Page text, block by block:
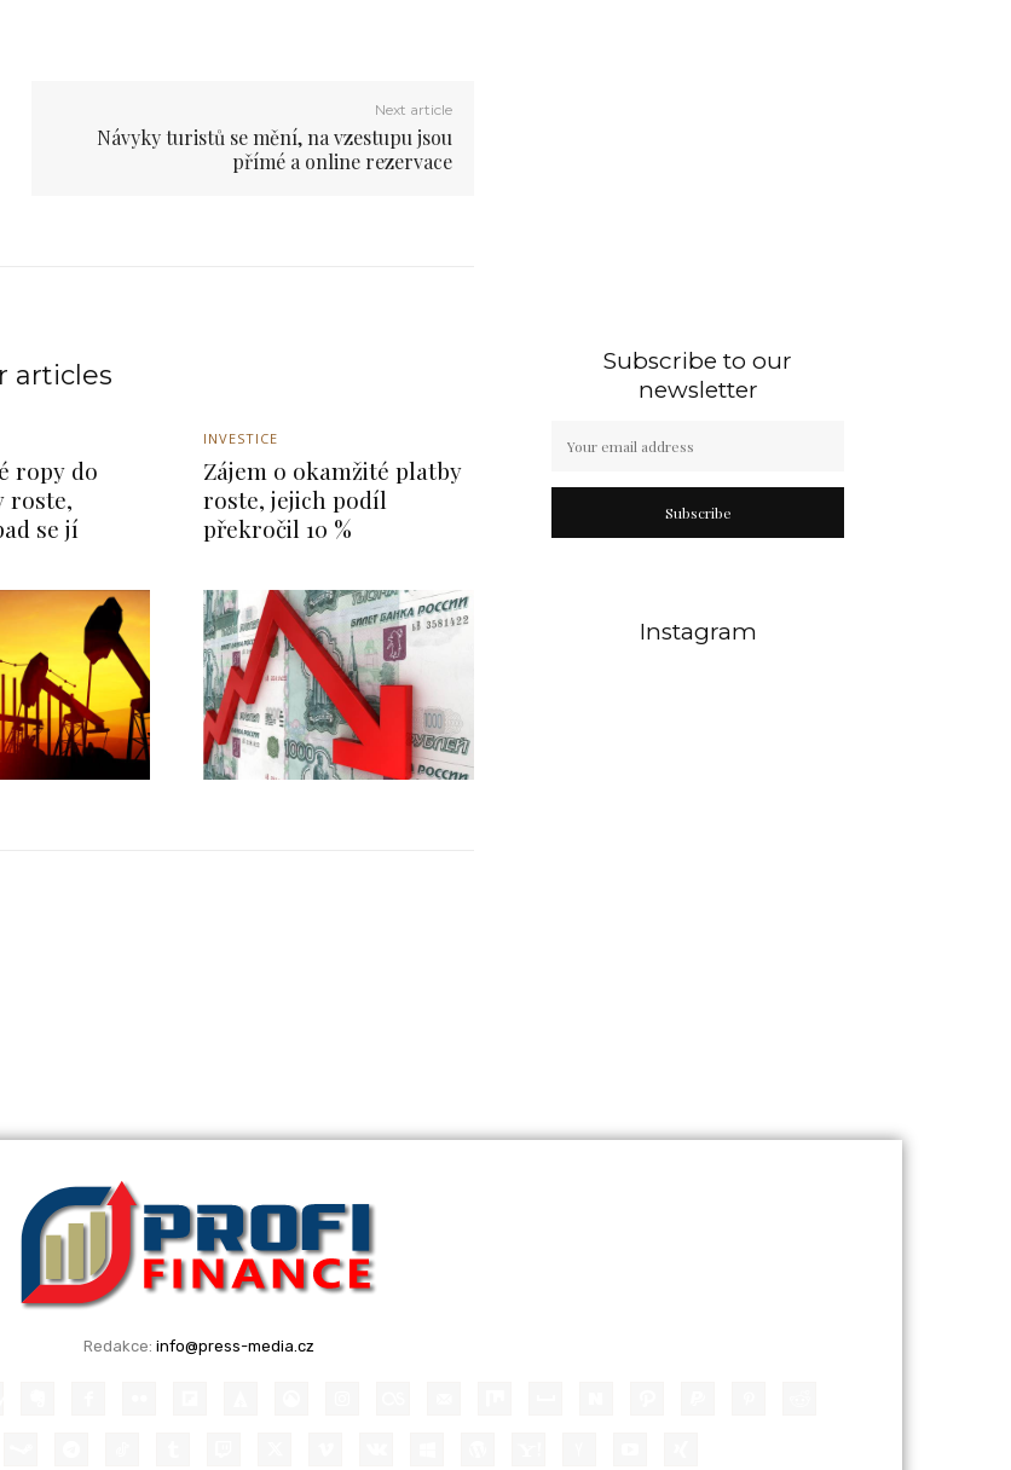
Next article
Návyky turistů se mění, na vzestupu jsou
přímé a online rezervace
articles
ropy do
roste,
se jí
INVESTICE
Zájem o okamžité platby
roste, jejich podíl
překročil 10 %
Subscribe to our
newsletter
Subscribe
Instagram
Redakce: info@press-media.cz